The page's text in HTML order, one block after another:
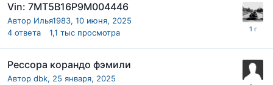
Vin: 7MT5B16P9M004446
Автор Илья1983, 10 июня, 2025
4 ответа 1,1 тыс просмотра
Рессора корандо фэмили
Автор dbk, 25 января, 2025